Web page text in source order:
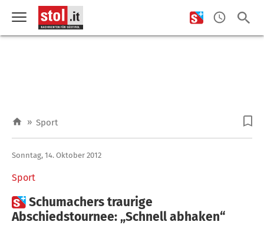
» Sport
Sport
Sonntag, 14. Oktober 2012
Schumachers traurige
Abschiedstournee: „Schnell abhaken“